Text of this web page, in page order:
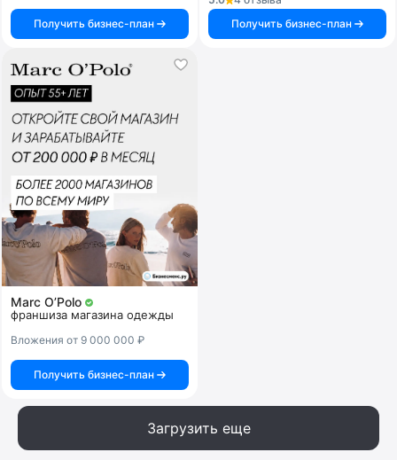
Получить бизнес-план
Получить бизнес-план
Marc O’Polo
франшиза магазина одежды
Вложения от 9 000 000 ₽
Получить бизнес-план
Загрузить еще